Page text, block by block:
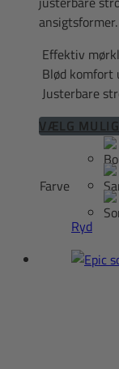
ansigtsformer.
Effektiv
Blød komfort
Justerbare
VÆLG
Farve
Ryd